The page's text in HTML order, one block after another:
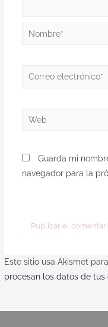
Guarda mi
navegador para la
Este sitio usa Akismet
procesan los datos de tus